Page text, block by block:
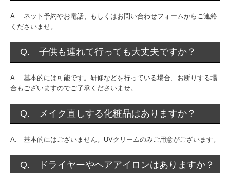
A. ネット予約やお電話、もしくはお問い合わせフォームからご連絡
くださいませ。
Q. 子供も連れて行っても大丈夫ですか？
A. 基本的には可能です。研修などを行っている場合、お断りする場
合もございますのでご了承くださいませ。
Q. メイク直しする化粧品はありますか？
A. 基本的にはございません。UVクリームのみご用意がございます。
Q. ドライヤーやヘアアイロンはありますか？